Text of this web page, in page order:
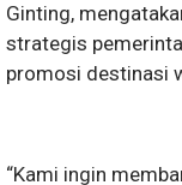
Ginting,
strategis
promosi destinasi
“Kami ingin